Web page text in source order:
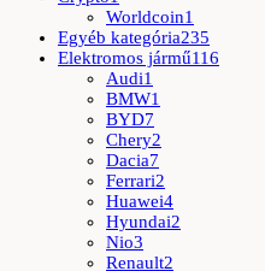
Worldcoin1
Egyéb kategória235
Elektromos jármű116
Audi1
BMW1
BYD7
Chery2
Dacia7
Ferrari2
Huawei4
Hyundai2
Nio3
Renault2